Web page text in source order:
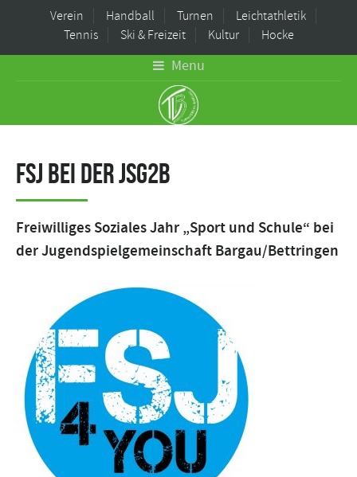
Verein Handball Turnen
Leichtathletik
Tennis
Ski & Freizeit Kultur Hocke
Menu
FSJ bei der JSG2B
Freiwilliges Soziales Jahr „Sport und Schule“ bei
der Jugendspielgemeinschaft Bargau/Bettringen